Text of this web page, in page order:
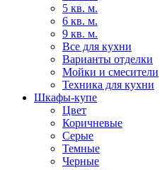
5 кв. м.
6 кв. м.
9 кв. м.
Все для кухни
Варианты отделки
Мойки и смесители
Техника для кухни
Шкафы-купе
Цвет
Коричневые
Серые
Темные
Черные